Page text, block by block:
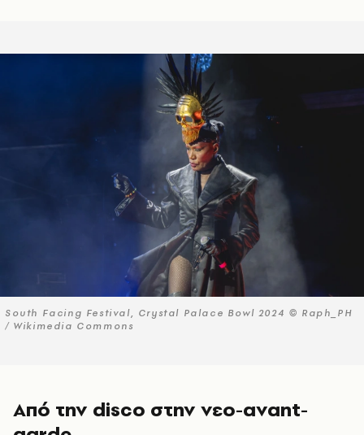
South Facing Festival, Crystal Palace Bowl 2024 © Raph_PH
/ Wikimedia Commons
Από την disco στην νεο-avant-